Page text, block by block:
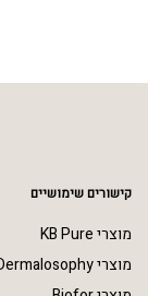
קישורים שימושיים
מוצרי KB Pure
מוצרי Dermalosophy